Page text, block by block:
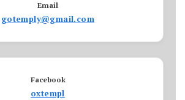
Email
gotemply@gmail.com
Facebook
oxtempl